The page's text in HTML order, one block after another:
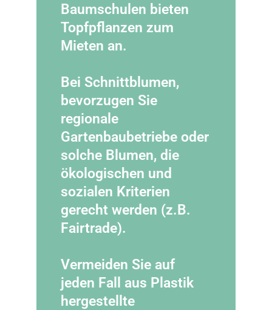
Baumschulen bieten
Topfpflanzen zum
Mieten an.
Bei Schnittblumen,
bevorzugen Sie
regionale
Gartenbaubetriebe oder
solche Blumen, die
ökologischen und
sozialen Kriterien
gerecht werden (z.B.
Fairtrade).
Vermeiden Sie auf
jeden Fall aus Plastik
hergestellte